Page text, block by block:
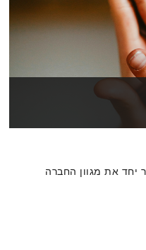
יחד את מגוון החברה